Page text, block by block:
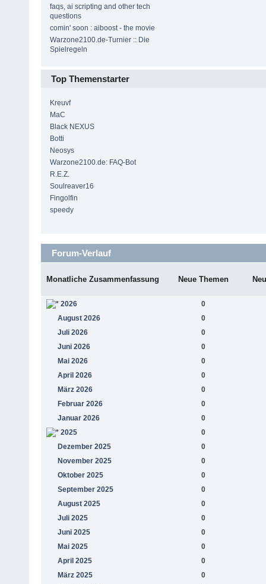
faqs, ai scripting and other tech
questions
comin' soon : aiboost - the movie
Warzone2100.de-Turnier :: Die
Spielregeln
Top Themenstarter
Kreuvf
MaC
Black NEXUS
Botti
Neosys
Warzone2100.de: FAQ-Bot
R.E.Z.
Soulreaver16
Fingolfin
speedy
Forum-Verlauf
Monatliche Zusammenfassung Neue Themen
2026
0
August 2026
0
Juli 2026
0
Juni 2026
0
Mai 2026
0
April 2026
0
März 2026
0
Februar 2026
0
Januar 2026
0
2025
0
Dezember 2025
0
November 2025
0
Oktober 2025
0
September 2025
0
August 2025
0
Juli 2025
0
Juni 2025
0
Mai 2025
0
April 2025
0
März 2025
0